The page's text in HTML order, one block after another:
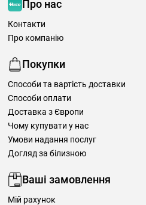
Про нас
Контакти
Про компанію
Покупки
Способи та вартість доставки
Способи оплати
Доставка з Європи
Чому купувати у нас
Умови надання послуг
Догляд за білизною
Ваші замовлення
Мій рахунок